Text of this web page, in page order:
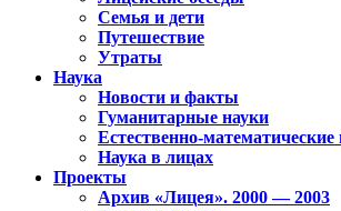
Семья и дети
Путешествие
Утраты
Наука
Новости и факты
Гуманитарные науки
Естественно-математические
Наука в лицах
Проекты
Архив «Лицея». 2000 — 2003